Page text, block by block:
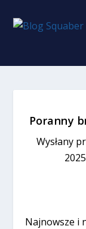
Poranny
Wysłany
2025
Najnowsze i